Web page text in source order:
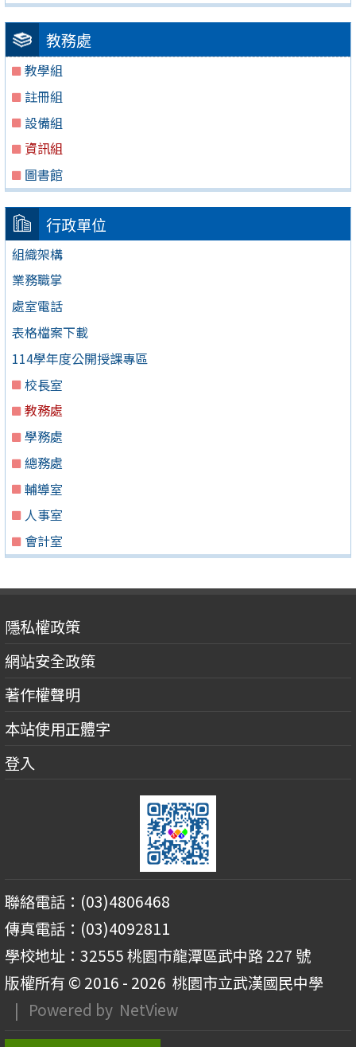
教務處
教學組
註冊組
設備組
資訊組
圖書館
行政單位
組織架構
業務職掌
處室電話
表格檔案下載
114學年度公開授課專區
校長室
教務處
學務處
總務處
輔導室
人事室
會計室
隱私權政策
網站安全政策
著作權聲明
本站使用正體字
登入
聯絡電話：(03)4806468
傳真電話：(03)4092811
學校地址：32555 桃園市龍潭區武中路 227 號
版權所有 © 2016 - 2026 桃園市立武漢國民中學
| Powered by NetView